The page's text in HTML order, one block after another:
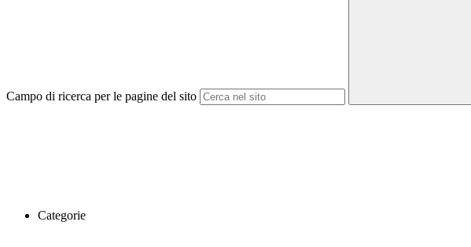
Campo di ricerca per le pagine del sito
Categorie